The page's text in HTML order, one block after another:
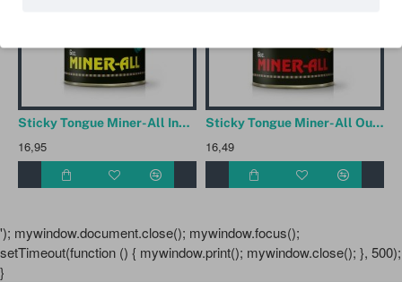
Sticky Tongue Miner-All Indoor 168gr
16,95
Sticky Tongue Miner-All Outdoor 168gr
16,49
'); mywindow.document.close(); mywindow.focus();
setTimeout(function () { mywindow.print(); mywindow.close(); }, 500);
}